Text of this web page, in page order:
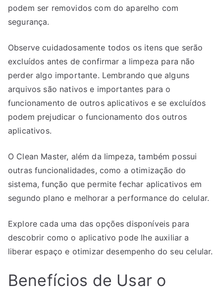
podem ser removidos com do aparelho com
segurança.
Observe cuidadosamente todos os itens que serão
excluídos antes de confirmar a limpeza para não
perder algo importante. Lembrando que alguns
arquivos são nativos e importantes para o
funcionamento de outros aplicativos e se excluídos
podem prejudicar o funcionamento dos outros
aplicativos.
O Clean Master, além da limpeza, também possui
outras funcionalidades, como a otimização do
sistema, função que permite fechar aplicativos em
segundo plano e melhorar a performance do celular.
Explore cada uma das opções disponíveis para
descobrir como o aplicativo pode lhe auxiliar a
liberar espaço e otimizar desempenho do seu celular.
Benefícios de Usar o